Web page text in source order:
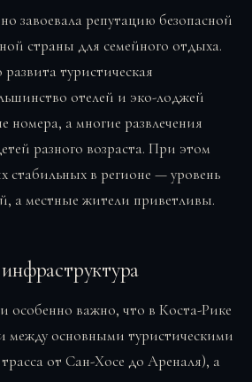
завоевала репутацию безопасной
страны для семейного отдыха.
туристическая
отелей и эко-лоджей
номера, а многие развлечения
разного возраста. При этом
стабильных в регионе — уровень
а местные жители приветливы.
особенно важно, что в Коста-Рике
между основными туристическими
от Сан-Хосе до Ареналя), а